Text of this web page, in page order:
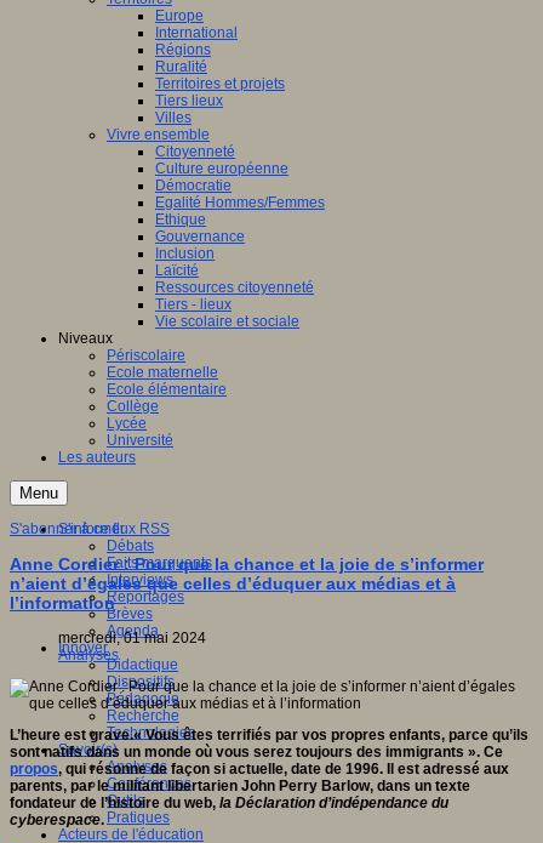
Europe
International
Régions
Ruralité
Territoires et projets
Tiers lieux
Villes
Vivre ensemble
Citoyenneté
Culture européenne
Démocratie
Egalité Hommes/Femmes
Ethique
Gouvernance
Inclusion
Laïcité
Ressources citoyenneté
Tiers - lieux
Vie scolaire et sociale
Niveaux
Périscolaire
Ecole maternelle
Ecole élémentaire
Collège
Lycée
Université
Les auteurs
Menu
S'informer
Débats
Faits marquants
Interviews
Reportages
Brèves
Agenda
Innover
Didactique
Dispositifs
Pédagogie
Recherche
Technologies
Savoir(s)
Analyses
Conférences
Outils
Pratiques
Acteurs de l'éducation
S'abonner à ce flux RSS
Anne Cordier : Pour que la chance et la joie de s’informer
n’aient d’égales que celles d’éduquer aux médias et à
l’information
mercredi, 01 mai 2024
Analyses
L’heure est grave.« Vous êtes terrifiés par vos propres enfants, parce qu’ils
sont natifs dans un monde où vous serez toujours des immigrants ». Ce
propos, qui résonne de façon si actuelle, date de 1996. Il est adressé aux
parents, par le militant libertarien John Perry Barlow, dans un texte
fondateur de l’histoire du web, la Déclaration d’indépendance du
cyberespace.